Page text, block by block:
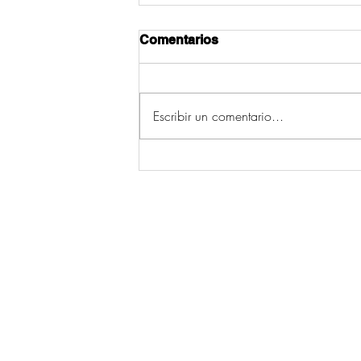
Comentarios
Escribir un comentario...